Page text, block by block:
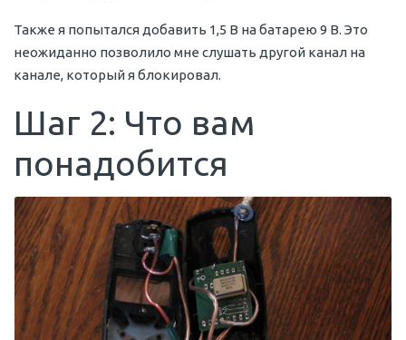
Также я попытался добавить 1,5 В на батарею 9 В. Это
неожиданно позволило мне слушать другой канал на
канале, который я блокировал.
Шаг 2: Что вам
понадобится